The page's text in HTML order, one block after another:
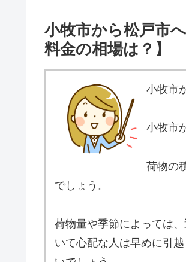
小牧市から松戸市
料金の相場は？】
小牧市
小牧市
荷物の
でしょう。
荷物量や季節によっては
いて心配な人は早めに引